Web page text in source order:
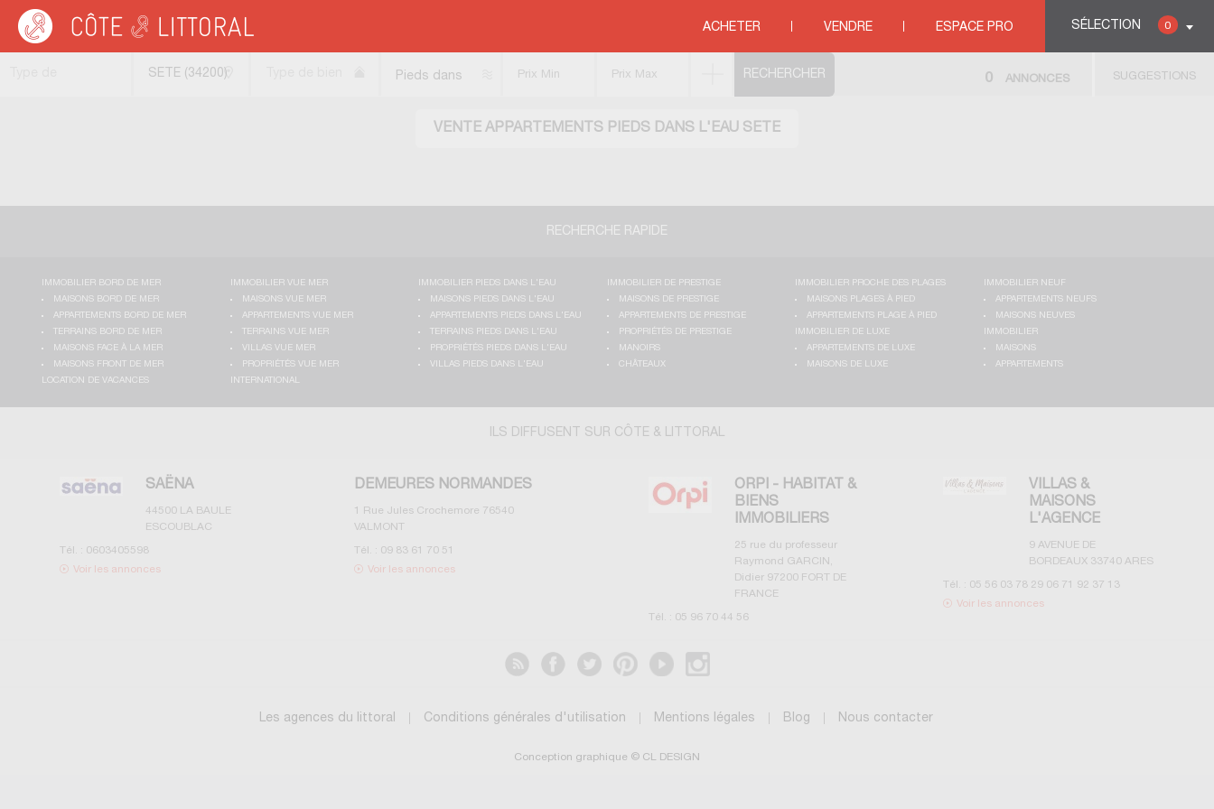
SÉLECTION 0
ACHETER VENDRE ESPACE PRO
Côte & Littoral > Immobilier pieds dans l'eau > Appartements pieds dans l'eau
VENTE APPARTEMENTS PIEDS DANS L'EAU SETE
SETE (34200)
Pieds dans
SUGGESTIONS
0 ANNONCES
RECHERCHE RAPIDE
IMMOBILIER BORD DE MER
MAISONS BORD DE MER
APPARTEMENTS BORD DE MER
TERRAINS BORD DE MER
MAISONS FACE À LA MER
MAISONS FRONT DE MER
IMMOBILIER VUE MER
MAISONS VUE MER
APPARTEMENTS VUE MER
TERRAINS VUE MER
VILLAS VUE MER
PROPRIÉTÉS VUE MER
IMMOBILIER PIEDS DANS L'EAU
MAISONS PIEDS DANS L'EAU
APPARTEMENTS PIEDS DANS L'EAU
TERRAINS PIEDS DANS L'EAU
PROPRIÉTÉS PIEDS DANS L'EAU
VILLAS PIEDS DANS L'EAU
IMMOBILIER DE PRESTIGE
MAISONS DE PRESTIGE
APPARTEMENTS DE PRESTIGE
PROPRIÉTÉS DE PRESTIGE
MANOIRS
CHÂTEAUX
IMMOBILIER PROCHE DES PLAGES
MAISONS PLAGES À PIED
APPARTEMENTS PLAGE À PIED
IMMOBILIER NEUF
APPARTEMENTS NEUFS
MAISONS NEUVES
IMMOBILIER DE LUXE
APPARTEMENTS DE LUXE
MAISONS DE LUXE
IMMOBILIER
MAISONS
APPARTEMENTS
LOCATION DE VACANCES
INTERNATIONAL
ILS DIFFUSENT SUR CÔTE & LITTORAL
SAËNA
44500 LA BAULE
ESCOUBLAC
Tél. : 0603405598
Voir les annonces
DEMEURES NORMANDES
1 Rue Jules Crochemore 76540
VALMONT
Tél. : 09 83 61 70 51
Voir les annonces
ORPI - HABITAT &
BIENS
IMMOBILIERS
25 rue du professeur
Raymond GARCIN,
Didier 97200 FORT DE
FRANCE
Tél. : 05 96 70 44 56
VILLAS &
MAISONS
L'AGENCE
9 AVENUE DE
BORDEAUX 33740 ARES
Tél. : 05 56 03 78 29 06 71 92 37 13
Voir les annonces
Les agences du littoral Conditions générales d'utilisation Mentions légales Blog Nous contacter
Conception graphique © CL DESIGN